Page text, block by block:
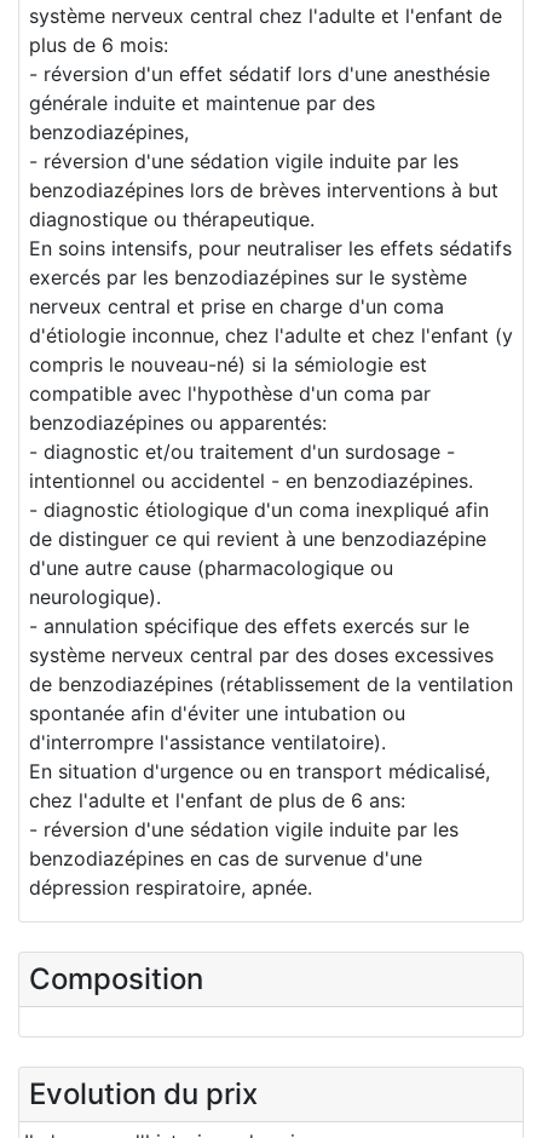
système nerveux central chez l'adulte et l'enfant de
plus de 6 mois:
- réversion d'un effet sédatif lors d'une anesthésie
générale induite et maintenue par des
benzodiazépines,
- réversion d'une sédation vigile induite par les
benzodiazépines lors de brèves interventions à but
diagnostique ou thérapeutique.
En soins intensifs, pour neutraliser les effets sédatifs
exercés par les benzodiazépines sur le système
nerveux central et prise en charge d'un coma
d'étiologie inconnue, chez l'adulte et chez l'enfant (y
compris le nouveau-né) si la sémiologie est
compatible avec l'hypothèse d'un coma par
benzodiazépines ou apparentés:
- diagnostic et/ou traitement d'un surdosage -
intentionnel ou accidentel - en benzodiazépines.
- diagnostic étiologique d'un coma inexpliqué afin
de distinguer ce qui revient à une benzodiazépine
d'une autre cause (pharmacologique ou
neurologique).
- annulation spécifique des effets exercés sur le
système nerveux central par des doses excessives
de benzodiazépines (rétablissement de la ventilation
spontanée afin d'éviter une intubation ou
d'interrompre l'assistance ventilatoire).
En situation d'urgence ou en transport médicalisé,
chez l'adulte et l'enfant de plus de 6 ans:
- réversion d'une sédation vigile induite par les
benzodiazépines en cas de survenue d'une
dépression respiratoire, apnée.
Composition
Evolution du prix